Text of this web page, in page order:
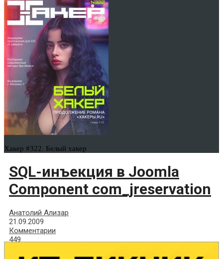
Хакер #322. Белый хакер
SQL-инъекция в Joomla
Component com_jreservation
Анатолий Ализар
21.09.2009
Комментарии
449